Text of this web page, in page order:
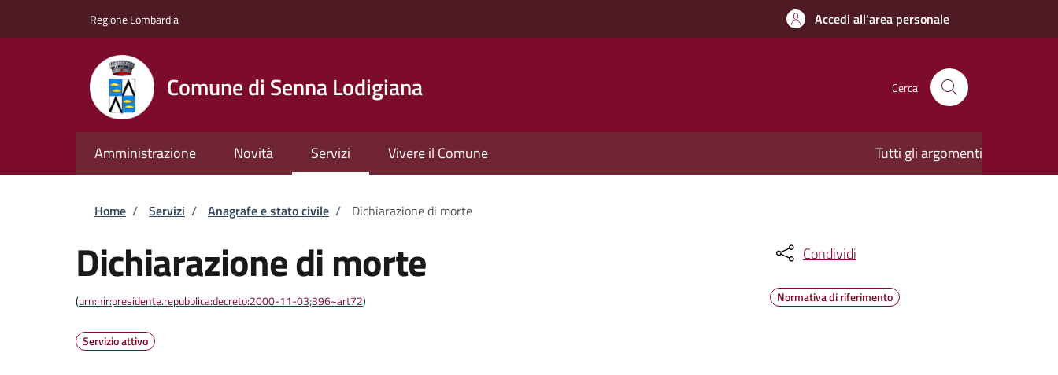
Regione Lombardia Accedi all'area personale
Comune di Senna Lodigiana Cerca
Amministrazione Novità Servizi Vivere il Comune Tutti gli argomenti
Briciole di pane
Home / Servizi / Anagrafe e stato civile / Dichiarazione di morte
Dichiarazione di morte
(urn:nir:presidente.repubblica:decreto:2000-11-03;396~art72)
Servizio attivo
Condividi
Normativa di riferimento